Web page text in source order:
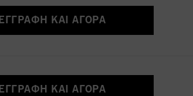
ΕΓΓΡΑΦΉ ΚΑΙ ΑΓΟΡΆ
ΕΓΓΡΑΦΉ ΚΑΙ ΑΓΟΡΆ